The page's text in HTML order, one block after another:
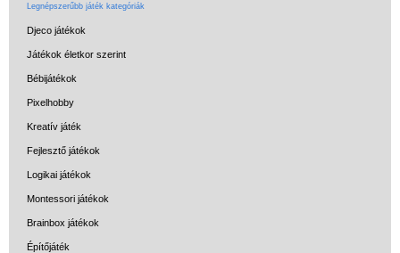
Legnépszerűbb játék kategóriák
Djeco játékok
Játékok életkor szerint
Bébijátékok
Pixelhobby
Kreatív játék
Fejlesztő játékok
Logikai játékok
Montessori játékok
Brainbox játékok
Építőjáték